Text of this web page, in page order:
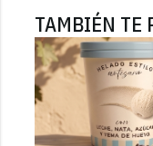
TAMBIÉN TE